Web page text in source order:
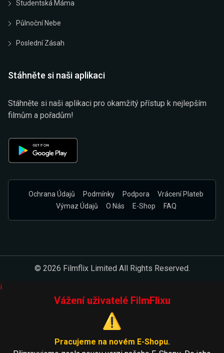
Studentská Máma
Půlnoční Nebe
Poslední Zásah
Stáhněte si naši aplikaci
Stáhněte si naši aplikaci pro okamžitý přístup k nejlepším
filmům a pořadům!
Ochrana Údajů Podmínky Podpora
Vrácení Plateb
Výmaz Údajů
O Nás E-Shop FAQ
© 2026 Filmflix Limited All Rights Reserved.
i
Vážení uživatelé FilmFlixu
⚠️
Pracujeme na novém E-Shopu.